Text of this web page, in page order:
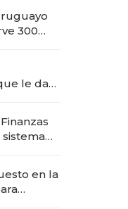
300
le da
sistema
en la